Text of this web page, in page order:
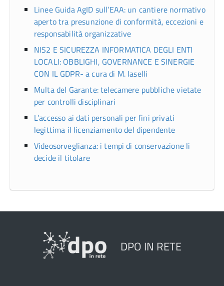
Linee Guida AgID sull’EAA: un cantiere normativo
aperto tra presunzione di conformità, eccezioni e
responsabilità organizzative
NIS2 E SICUREZZA INFORMATICA DEGLI ENTI
LOCALI: OBBLIGHI, GOVERNANCE E SINERGIE
CON IL GDPR- a cura di M. Iaselli
Multa del Garante: telecamere pubbliche vietate
per controlli disciplinari
L’accesso ai dati personali per fini privati
legittima il licenziamento del dipendente
Videosorveglianza: i tempi di conservazione li
decide il titolare
DPO IN RETE